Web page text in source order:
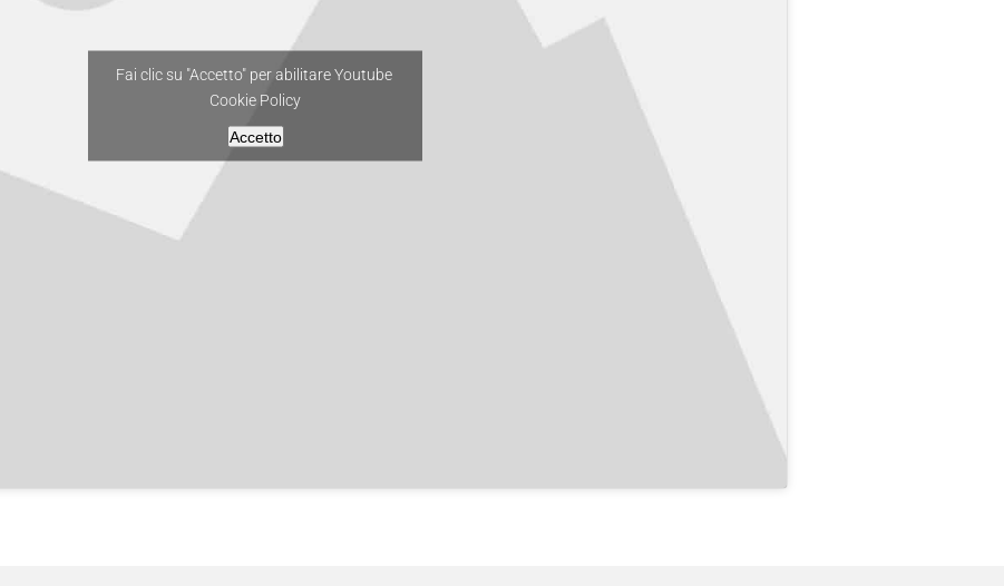
Fai clic su "Accetto" per abilitare Youtube
Cookie Policy
Accetto